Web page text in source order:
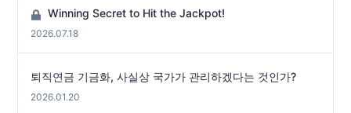
Winning Secret to Hit the Jackpot!
2026.07.18
퇴직연금 기금화, 사실상 국가가 관리하겠다는 것인가?
2026.01.20